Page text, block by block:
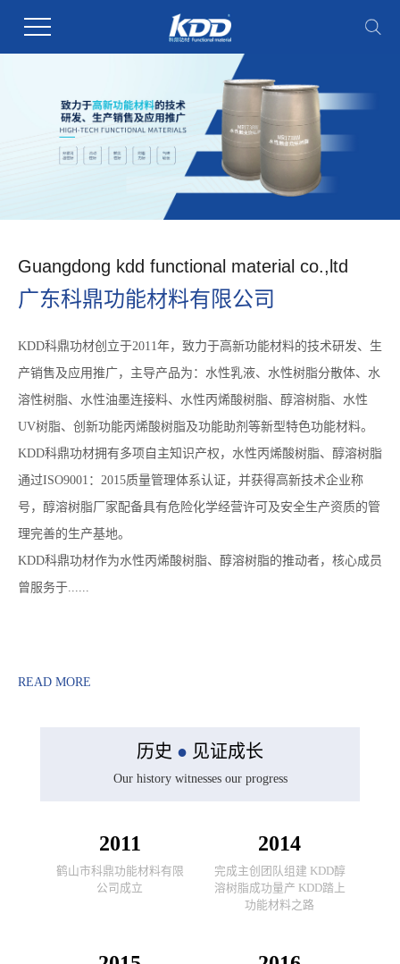
Guangdong kdd functional material co.,ltd
广东科鼎功能材料有限公司
KDD科鼎功材创立于2011年，致力于高新功能材料的技术研发、生
产销售及应用推广，主导产品为：水性乳液、水性树脂分散体、水
溶性树脂、水性油墨连接料、水性丙烯酸树脂、醇溶树脂、水性
UV树脂、创新功能丙烯酸树脂及功能助剂等新型特色功能材料。
KDD科鼎功材拥有多项自主知识产权，水性丙烯酸树脂、醇溶树脂
通过ISO9001：2015质量管理体系认证，并获得高新技术企业称
号，醇溶树脂厂家配备具有危险化学经营许可及安全生产资质的管
理完善的生产基地。
KDD科鼎功材作为水性丙烯酸树脂、醇溶树脂的推动者，核心成员
曾服务于......
READ MORE
历史 ● 见证成长
Our history witnesses our progress
2011
鹤山市科鼎功能材料有限
公司成立
2014
完成主创团队组建 KDD醇
溶树脂成功量产 KDD踏上
功能材料之路